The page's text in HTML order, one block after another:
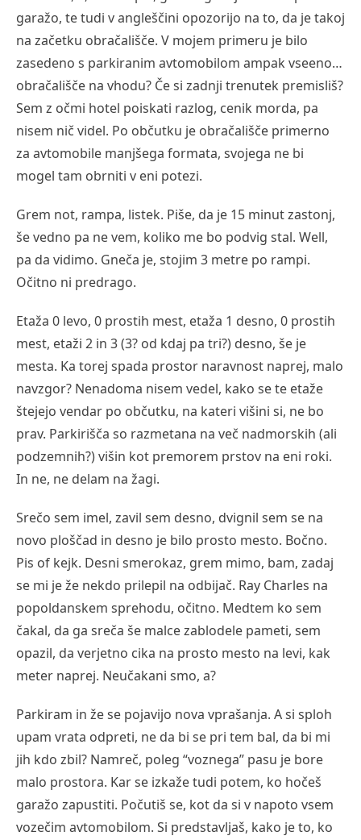
garažo, te tudi v angleščini opozorijo na to, da je takoj
na začetku obračališče. V mojem primeru je bilo
zasedeno s parkiranim avtomobilom ampak vseeno…
obračališče na vhodu? Če si zadnji trenutek premisliš?
Sem z očmi hotel poiskati razlog, cenik morda, pa
nisem nič videl. Po občutku je obračališče primerno
za avtomobile manjšega formata, svojega ne bi
mogel tam obrniti v eni potezi.
Grem not, rampa, listek. Piše, da je 15 minut zastonj,
še vedno pa ne vem, koliko me bo podvig stal. Well,
pa da vidimo. Gneča je, stojim 3 metre po rampi.
Očitno ni predrago.
Etaža 0 levo, 0 prostih mest, etaža 1 desno, 0 prostih
mest, etaži 2 in 3 (3? od kdaj pa tri?) desno, še je
mesta. Ka torej spada prostor naravnost naprej, malo
navzgor? Nenadoma nisem vedel, kako se te etaže
štejejo vendar po občutku, na kateri višini si, ne bo
prav. Parkirišča so razmetana na več nadmorskih (ali
podzemnih?) višin kot premorem prstov na eni roki.
In ne, ne delam na žagi.
Srečo sem imel, zavil sem desno, dvignil sem se na
novo ploščad in desno je bilo prosto mesto. Bočno.
Pis of kejk. Desni smerokaz, grem mimo, bam, zadaj
se mi je že nekdo prilepil na odbijač. Ray Charles na
popoldanskem sprehodu, očitno. Medtem ko sem
čakal, da ga sreča še malce zablodele pameti, sem
opazil, da verjetno cika na prosto mesto na levi, kak
meter naprej. Neučakani smo, a?
Parkiram in že se pojavijo nova vprašanja. A si sploh
upam vrata odpreti, ne da bi se pri tem bal, da bi mi
jih kdo zbil? Namreč, poleg “voznega” pasu je bore
malo prostora. Kar se izkaže tudi potem, ko hočeš
garažo zapustiti. Počutiš se, kot da si v napoto vsem
vozečim avtomobilom. Si predstavljaš, kako je to, ko